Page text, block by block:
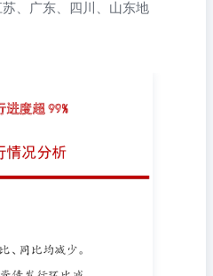
、广东、四川、山东地
、同比均减少。当月新增专项债发
年新增专项债限额的83.6%，进度
展部 部门总监 冯琳分析师 姚宇彤
各期限地方债发行利率多数上行。
利差多数走阔。 时间 2025 年 10 月
，新增专项债和再融资债加权平均
比下降 4.69pct；投向“民生服务”的
外，9月安徽和浙江发行3只专项
，广东、河南、贵州发行规模位列